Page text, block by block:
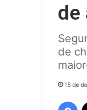
de
de
15 de